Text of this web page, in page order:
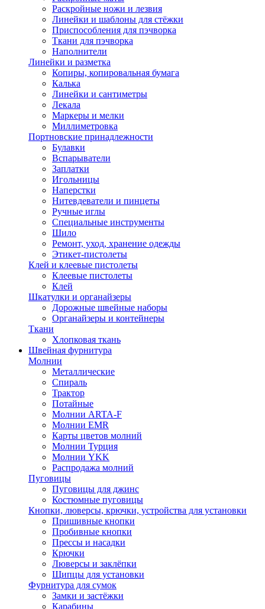
Раскройные ножи и лезвия
Линейки и шаблоны для стёжки
Приспособления для пэчворка
Ткани для пэчворка
Наполнители
Линейки и разметка
Копиры, копировальная бумага
Калька
Линейки и сантиметры
Лекала
Маркеры и мелки
Миллиметровка
Портновские принадлежности
Булавки
Вспарыватели
Заплатки
Игольницы
Наперстки
Нитевдеватели и пинцеты
Ручные иглы
Специальные инструменты
Шило
Ремонт, уход, хранение одежды
Этикет-пистолеты
Клей и клеевые пистолеты
Клеевые пистолеты
Клей
Шкатулки и органайзеры
Дорожные швейные наборы
Органайзеры и контейнеры
Ткани
Хлопковая ткань
Швейная фурнитура
Молнии
Металлические
Спираль
Трактор
Потайные
Молнии ARTA-F
Молнии EMR
Карты цветов молний
Молнии Турция
Молнии YKK
Распродажа молний
Пуговицы
Пуговицы для джинс
Костюмные пуговицы
Кнопки, люверсы, крючки, устройства для установки
Пришивные кнопки
Пробивные кнопки
Прессы и насадки
Крючки
Люверсы и заклёпки
Щипцы для установки
Фурнитура для сумок
Замки и застёжки
Карабины